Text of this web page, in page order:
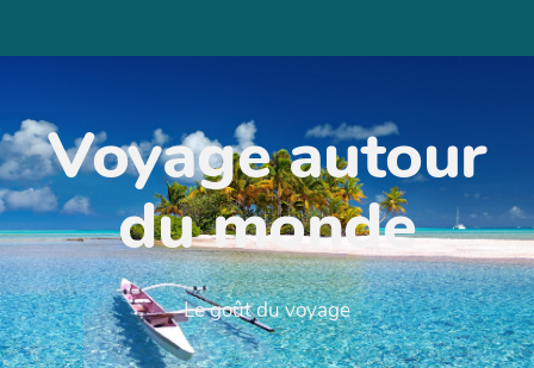
Voyage autour
du monde
Le goût du voyage